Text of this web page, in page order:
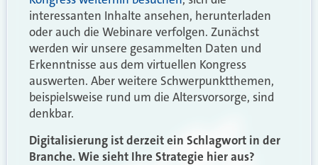
interessanten Inhalte ansehen, herunterladen
oder auch die Webinare verfolgen. Zunächst
werden wir unsere gesammelten Daten und
Erkenntnisse aus dem virtuellen Kongress
auswerten. Aber weitere Schwerpunktthemen,
beispielsweise rund um die Altersvorsorge, sind
denkbar.
Digitalisierung ist derzeit ein Schlagwort in der
Branche. Wie sieht Ihre Strategie hier aus?